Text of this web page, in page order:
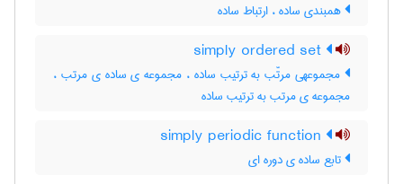
همبندی ساده ، ارتباط ساده
مجموعهی مرتّب به ترتیب ساده ، مجموعه ی ساده ی مرتب ،
مجموعه ی مرتب به ترتیب ساده
تابع ساده ی دوره ای